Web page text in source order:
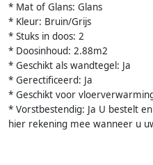
* Mat of Glans: Glans
* Kleur: Bruin/Grijs
* Stuks in doos: 2
* Doosinhoud: 2.88m2
* Geschikt als wandtegel: Ja
* Gerectificeerd: Ja
* Geschikt voor
* Vorstbestendig: Ja U bestelt
hier rekening mee wanneer u